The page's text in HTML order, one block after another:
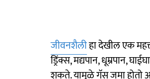
जीवनशैलीहा देखील एक
ड्रिंक्स, मद्यपान, धूम्रपान,